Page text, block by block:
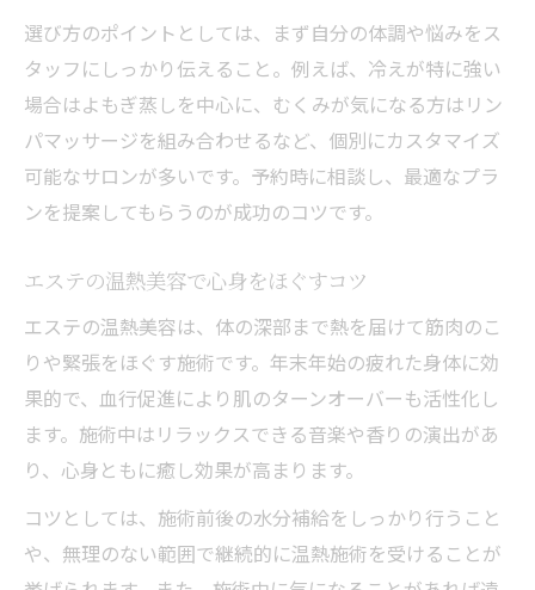
選び方のポイントとしては、まず自分の体調や悩みをス
タッフにしっかり伝えること。例えば、冷えが特に強い
場合はよもぎ蒸しを中心に、むくみが気になる方はリン
パマッサージを組み合わせるなど、個別にカスタマイズ
可能なサロンが多いです。予約時に相談し、最適なプラ
ンを提案してもらうのが成功のコツです。
エステの温熱美容で心身をほぐすコツ
エステの温熱美容は、体の深部まで熱を届けて筋肉のこ
りや緊張をほぐす施術です。年末年始の疲れた身体に効
果的で、血行促進により肌のターンオーバーも活性化し
ます。施術中はリラックスできる音楽や香りの演出があ
り、心身ともに癒し効果が高まります。
コツとしては、施術前後の水分補給をしっかり行うこと
や、無理のない範囲で継続的に温熱施術を受けることが